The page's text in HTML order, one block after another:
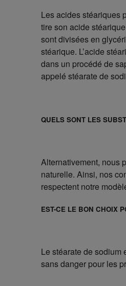
Les acides stéariques
tire son acide
sont divisées en
stéarique. L’acide
dans un procédé de
appelé stéarate de
QUELS SONT LES
Alternativement, nous
naturelle. Ainsi, nos
respectent notre
EST-CE LE BON CHOIX
Le stéarate de sodium
sans danger pour les